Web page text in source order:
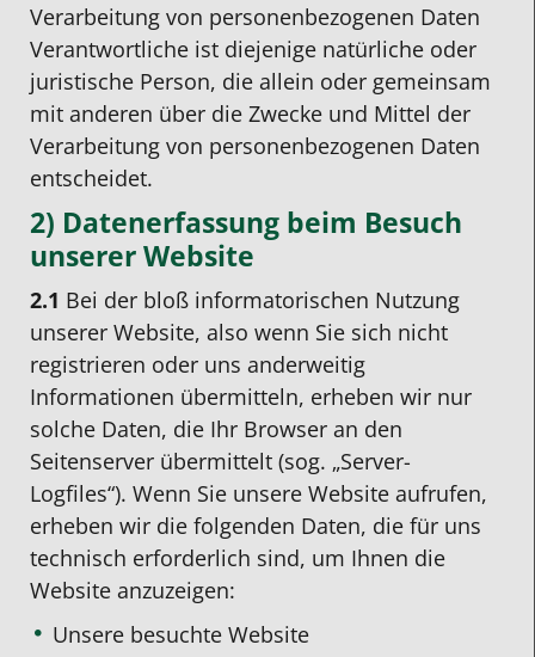
Verarbeitung von personenbezogenen Daten
Verantwortliche ist diejenige natürliche oder
juristische Person, die allein oder gemeinsam
mit anderen über die Zwecke und Mittel der
Verarbeitung von personenbezogenen Daten
entscheidet.
2) Datenerfassung beim Besuch
unserer Website
2.1 Bei der bloß informatorischen Nutzung
unserer Website, also wenn Sie sich nicht
registrieren oder uns anderweitig
Informationen übermitteln, erheben wir nur
solche Daten, die Ihr Browser an den
Seitenserver übermittelt (sog. „Server-
Logfiles“). Wenn Sie unsere Website aufrufen,
erheben wir die folgenden Daten, die für uns
technisch erforderlich sind, um Ihnen die
Website anzuzeigen:
Unsere besuchte Website